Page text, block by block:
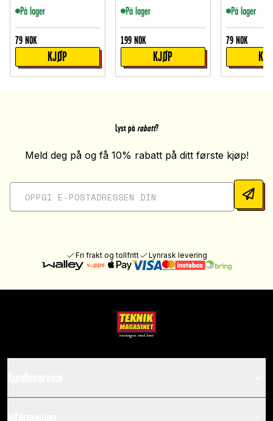
På lager
79 NOK
KJØP
På lager
199 NOK
KJØP
På lager
79 NOK
Lyst på rabatt?
Meld deg på og få 10% rabatt på ditt første kjøp!
Fri frakt og tollfritt Lynrask levering